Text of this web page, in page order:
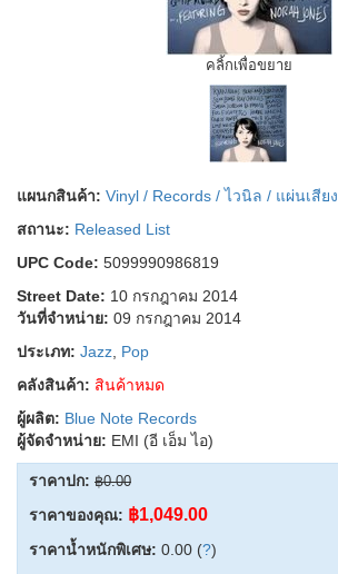
คลิ้กเพื่อขยาย
แผนกสินค้า: Vinyl / Records / ไวนิล / แผ่นเสียง
สถานะ: Released List
UPC Code: 5099990986819
Street Date: 10 กรกฎาคม 2014
วันที่จำหน่าย: 09 กรกฎาคม 2014
ประเภท: Jazz Pop
คลังสินค้า: สินค้าหมด
ผู้ผลิต: Blue Note Records
ผู้จัดจำหน่าย: EMI (อี เอ็ม ไอ)
ราคาปก: ฿0.00
ราคาของคุณ: ฿1,049.00
ราคาน้ำหนักพิเศษ: 0.00 (?)